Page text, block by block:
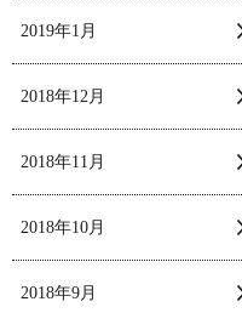
2019年1月
2018年12月
2018年11月
2018年10月
2018年9月